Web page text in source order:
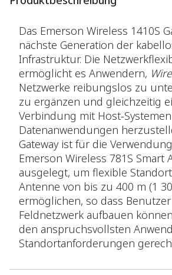
Das Emerson Wireless 1410S
nächste Generation der
Infrastruktur. Die
ermöglicht es Anwendern,
Netzwerke reibungslos zu
zu ergänzen und gleichzeitig
Verbindung mit Host-
Datenanwendungen
Gateway ist für die
Emerson Wireless 781S Smart
ausgelegt, um flexible
Antenne von bis zu 400 m (1
ermöglichen, so dass
Feldnetzwerk aufbauen
den anspruchsvollsten
Standortanforderungen